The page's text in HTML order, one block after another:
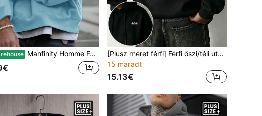
Manfinity Homme Férfi, nagy méretű, divatos, laza, laza kapucnis pulóver egyszerű nyomtatott kivitellel, hosszú ujjú kék kapucnis pulóverrel, barátoknak, férjnek, barátnak, ajándékok
[Plusz méret férfi] Férfi őszi/téli utcai stílusú digitális mintás kapucnis hosszú ujjú felső
15 maradt
15.13€